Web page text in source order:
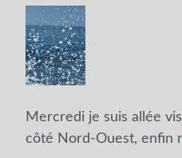
Mercredi je suis allée
côté Nord-Ouest, enfin